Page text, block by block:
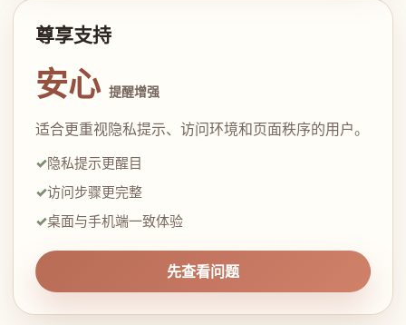
尊享支持
安心 提醒增强
适合更重视隐私提示、访问环境和页面秩序的用户。
隐私提示更醒目
访问步骤更完整
桌面与手机端一致体验
先查看问题